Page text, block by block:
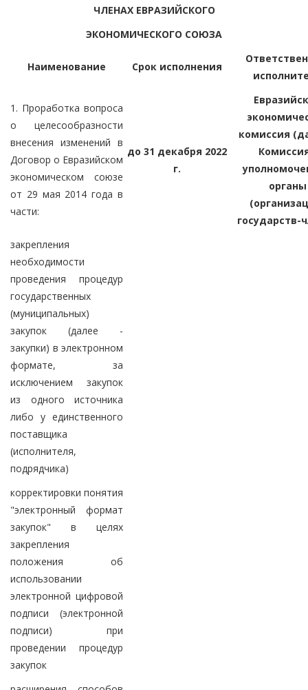
ЧЛЕНАХ ЕВРАЗИЙСКОГО
ЭКОНОМИЧЕСКОГО СОЮЗА
Наименование Срок исполнения
1. Проработка вопроса
о целесообразности
внесения изменений в
Договор о Евразийском
экономическом союзе
от 29 мая 2014 года в
части:
до 31 декабря 2022
г.
комиссия
органы
государств-
закрепления
необходимости
проведения процедур
государственных
(муниципальных)
закупок (далее -
закупки) в электронном
формате, за
исключением закупок
из одного источника
либо у единственного
поставщика
(исполнителя,
подрядчика)
корректировки понятия
"электронный формат
закупок" в целях
закрепления
положения об
использовании
электронной цифровой
подписи (электронной
подписи) при
проведении процедур
закупок